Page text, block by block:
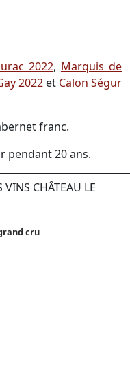
2022, Marquis de
2022 et Calon Ségur
franc.
pendant 20 ans.
CHÂTEAU LE
cru